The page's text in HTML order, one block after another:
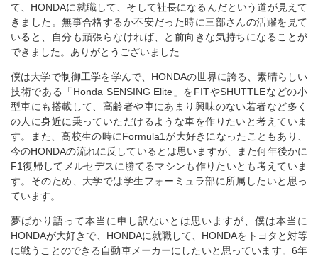
て、HONDAに就職して、そして社長になるんだという道が見えて
きました。無事合格するか不安だった時に三部さんの活躍を見て
いると、自分も頑張らなければ、と前向きな気持ちになることが
できました。ありがとうございました.
僕は大学で制御工学を学んで、HONDAの世界に誇る、素晴らしい
技術である「Honda SENSING Elite」をFITやSHUTTLEなどの小
型車にも搭載して、高齢者や車にあまり興味のない若者など多く
の人に身近に乗っていただけるような車を作りたいと考えていま
す。また、高校生の時にFormula1が大好きになったこともあり、
今のHONDAの流れに反しているとは思いますが、また何年後かに
F1復帰してメルセデスに勝てるマシンも作りたいとも考えていま
す。そのため、大学では学生フォーミュラ部に所属したいと思っ
ています。
夢ばかり語って本当に申し訳ないとは思いますが、僕は本当に
HONDAが大好きで、HONDAに就職して、HONDAをトヨタと対等
に戦うことのできる自動車メーカーにしたいと思っています。6年